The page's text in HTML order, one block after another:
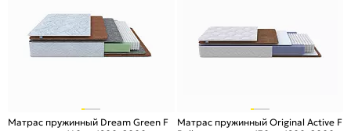
Матрас пружинный Dream Green F
Матрас пружинный Original Active F